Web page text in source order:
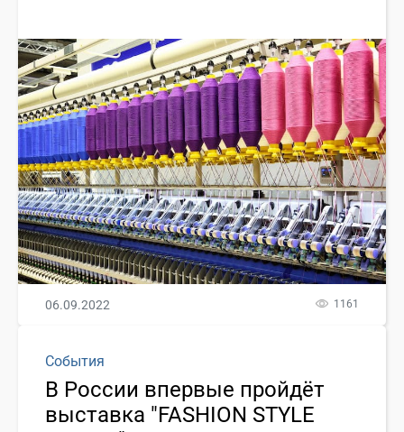
06.09.2022 1161
События
В России впервые пройдёт
выставка "FASHION STYLE